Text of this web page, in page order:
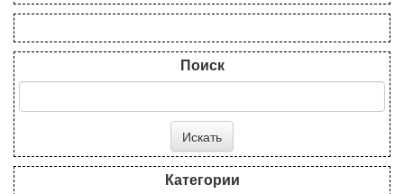
Поиск
Категории